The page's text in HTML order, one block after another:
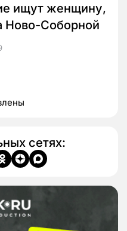
ищут женщину,
Ново-Соборной
сетях: